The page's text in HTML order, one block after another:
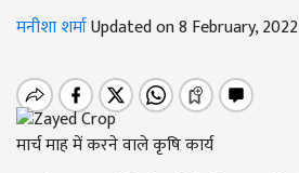
मनीशा शर्माUpdated on 8 February,
मार्च माह में करने वाले कृषि कार्य